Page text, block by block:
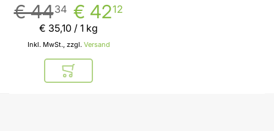
€ 4212
€ 4434
Inkl. MwSt., zzgl. Versand
€ 35,10 / 1 kg
In den Warenkorb